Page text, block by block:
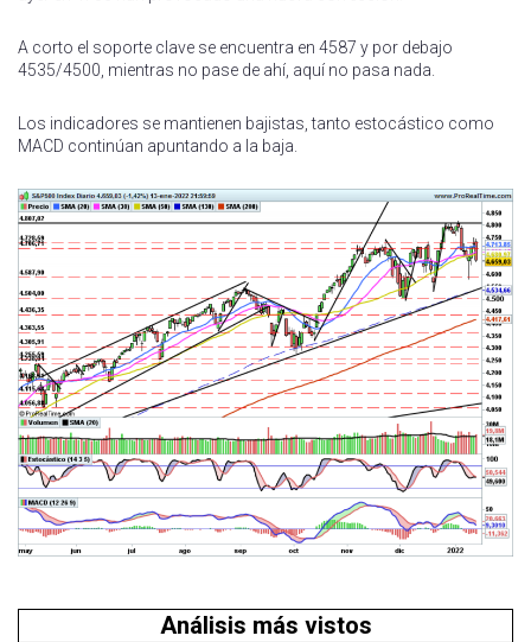
A corto el soporte clave se encuentra en 4587 y por debajo
4535/4500, mientras no pase de ahí, aquí no pasa nada.
Los indicadores se mantienen bajistas, tanto estocástico como
MACD continúan apuntando a la baja.
Análisis más vistos